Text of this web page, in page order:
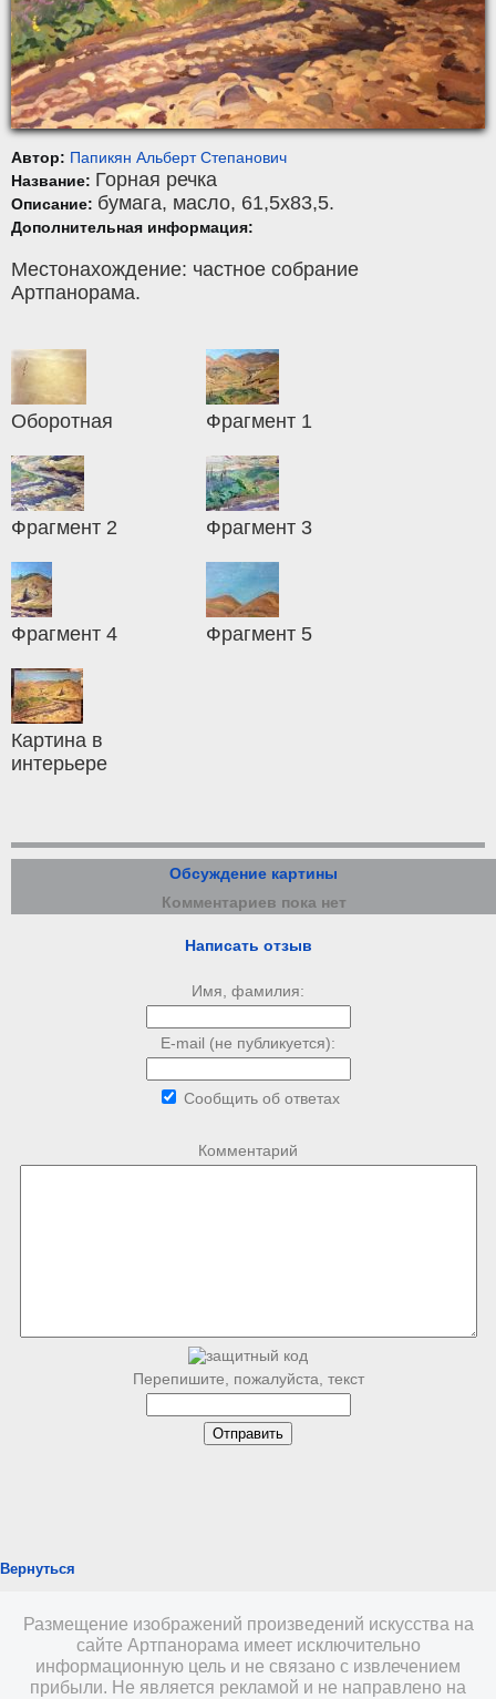
Автор: Папикян Альберт Степанович
Название: Горная речка
Описание: бумага, масло, 61,5x83,5.
Дополнительная информация:
Местонахождение: частное собрание
Артпанорама.
Оборотная Фрагмент 1
Фрагмент 2 Фрагмент 3
Фрагмент 4 Фрагмент 5
Картина в
интерьере
Обсуждение картины
Комментариев пока нет
Написать отзыв
Имя, фамилия:
E-mail (не публикуется):
Сообщить об ответах
Комментарий
Перепишите, пожалуйста, текст
Вернуться
Размещение изображений произведений искусства на
сайте Артпанорама имеет исключительно
информационную цель и не связано с извлечением
прибыли. Не является рекламой и не направлено на